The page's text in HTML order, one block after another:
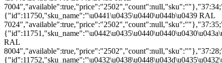
{"id":11750,"sku_name":"\u0441\u0435\u0440\u044b\u0439 RAL
RAL